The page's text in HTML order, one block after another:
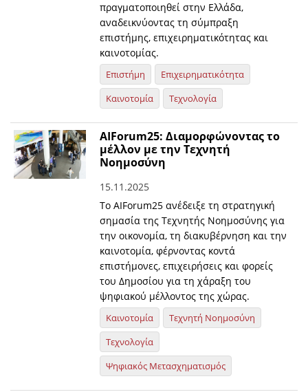
πραγματοποιηθεί στην Ελλάδα,
αναδεικνύοντας τη σύμπραξη
επιστήμης, επιχειρηματικότητας και
καινοτομίας.
Επιστήμη
Επιχειρηματικότητα
Καινοτομία
Τεχνολογία
ΑΙForum25: Διαμορφώνοντας το
μέλλον με την Τεχνητή
Νοημοσύνη
15.11.2025
Το AIForum25 ανέδειξε τη στρατηγική
σημασία της Τεχνητής Νοημοσύνης για
την οικονομία, τη διακυβέρνηση και την
καινοτομία, φέρνοντας κοντά
επιστήμονες, επιχειρήσεις και φορείς
του Δημοσίου για τη χάραξη του
ψηφιακού μέλλοντος της χώρας.
Καινοτομία
Τεχνητή Νοημοσύνη
Τεχνολογία
Ψηφιακός Μετασχηματισμός